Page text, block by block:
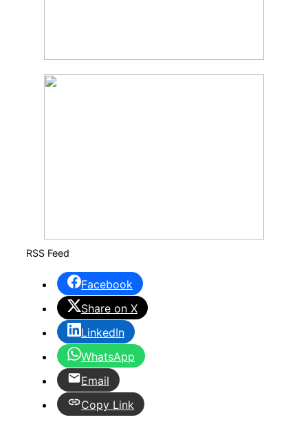
RSS Feed
Facebook
Share on X
LinkedIn
WhatsApp
Email
Copy Link